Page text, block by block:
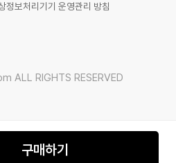
구매하기
정보처리기기 운영관리 방침
ALL RIGHTS RESERVED